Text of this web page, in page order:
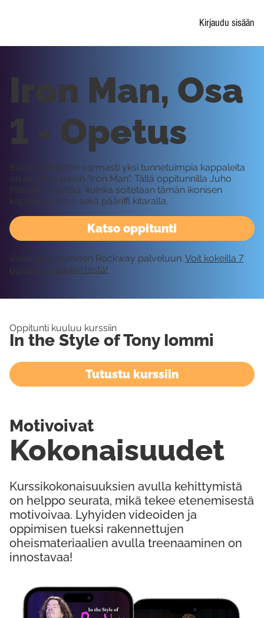
Kirjaudu sisään
Katso oppitunti
Iron Man, Osa
1 - Opetus
Black Sabbathin varmasti yksi tunnetuimpia kappaleita
on legendaarinen "Iron Man". Tällä oppitunnilla Juho
Pitkänen näyttää, kuinka soitetaan tämän ikonisen
kappaleen intro sekä pääriffi kitaralla.
Vaatii kirjautumisen Rockway palveluun. Voit kokeilla 7
päivää ilmaiseksi tästä!
Oppitunti kuuluu kurssiin
In the Style of Tony Iommi
Tutustu kurssiin
Kurssikokonaisuuksien avulla kehittymistä
on helppo seurata, mikä tekee etenemisestä
motivoivaa. Lyhyiden videoiden ja
oppimisen tueksi rakennettujen
oheismateriaalien avulla treenaaminen on
innostavaa!
Kokonaisuudet
Motivoivat